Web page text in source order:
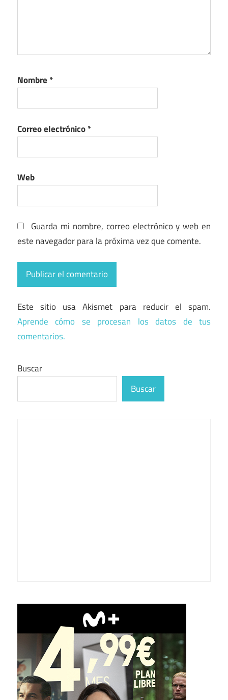
Nombre *
Correo electrónico*
Web
Guarda mi nombre, correo electrónico y web en
este navegador para la próxima vez que comente.
Este sitio usa Akismet para reducir el spam.
Aprende cómo se procesan los datos de tus
comentarios.
Buscar
Buscar